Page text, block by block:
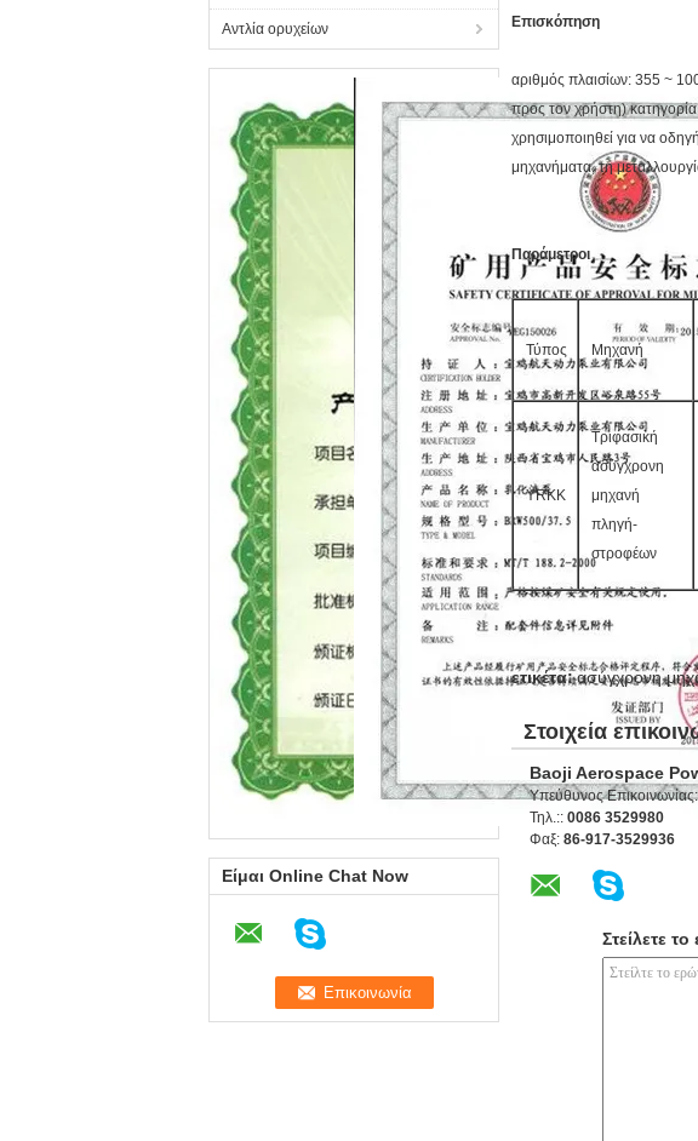
Αντλία ορυχείων
Είμαι Online Chat Now
Επισκόπηση
αριθμός πλαισίων: 355 ~
προς τον χρήστη)
χρησιμοποιηθεί για να
μηχανήματα, τη
Παράμετροι
Τύπος Μηχανή
YRKK
Τριφασική
ασύγχρονη
μηχανή
πληγή-
στροφέων
ετικέτα:ασύγχρονη
Στοιχεία
Baoji Aerospace
Υπεύθυνος
Τηλ.:: 0086 3529980
Φαξ: 86-917-3529936
Στείλετε